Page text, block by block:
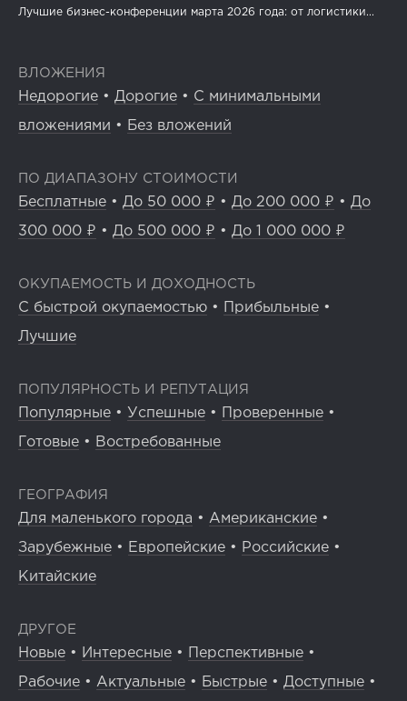
Лучшие бизнес-конференции марта 2026 года: от логистики...
ВЛОЖЕНИЯ
Недорогие • Дорогие • С минимальными
вложениями • Без вложений
ПО ДИАПАЗОНУ СТОИМОСТИ
Бесплатные • До 50 000 ₽ • До 200 000 ₽ • До
300 000 ₽ • До 500 000 ₽ • До 1 000 000 ₽
ОКУПАЕМОСТЬ И ДОХОДНОСТЬ
С быстрой окупаемостью • Прибыльные •
Лучшие
ПОПУЛЯРНОСТЬ И РЕПУТАЦИЯ
Популярные • Успешные • Проверенные •
Готовые • Востребованные
ГЕОГРАФИЯ
Для маленького города • Американские •
Зарубежные • Европейские • Российские •
Китайские
ДРУГОЕ
Новые • Интересные • Перспективные •
Рабочие • Актуальные • Быстрые • Доступные •